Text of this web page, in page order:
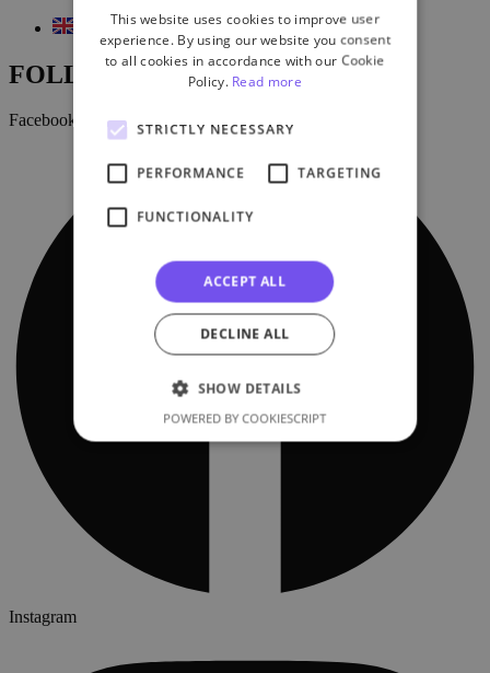
FOLLOW US:
Facebook
Instagram
This website uses cookies to improve user
experience. By using our website you consent
to all cookies in accordance with our Cookie
Policy. Read more
STRICTLY NECESSARY
PERFORMANCE TARGETING
FUNCTIONALITY
ACCEPT ALL
DECLINE ALL
SHOW DETAILS
POWERED BY COOKIESCRIPT